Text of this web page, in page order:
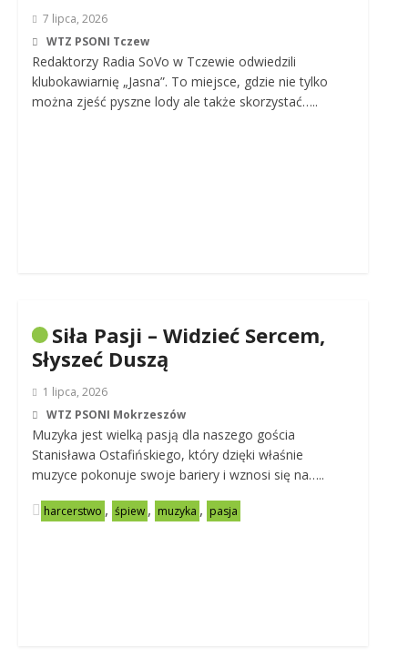
7 lipca, 2026
WTZ PSONI Tczew
Redaktorzy Radia SoVo w Tczewie odwiedzili
klubokawiarnię „Jasna”. To miejsce, gdzie nie tylko
można zjeść pyszne lody ale także skorzystać…..
Siła Pasji – Widzieć Sercem,
Słyszeć Duszą
1 lipca, 2026
WTZ PSONI Mokrzeszów
Muzyka jest wielką pasją dla naszego gościa
Stanisława Ostafińskiego, który dzięki właśnie
muzyce pokonuje swoje bariery i wznosi się na…..
harcerstwo , śpiew , muzyka , pasja